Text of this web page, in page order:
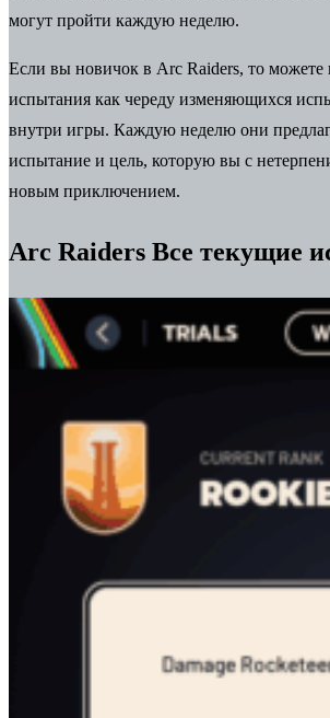
могут пройти каждую неделю.
Если вы новичок в Arc Raiders, то можете
испытания как череду изменяющихся
внутри игры. Каждую неделю они
испытание и цель, которую вы с
новым приключением.
Arc Raiders Все текущие